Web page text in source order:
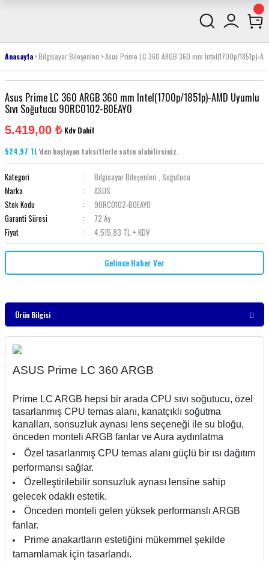
Anasayfa Bilgisayar Bileşenleri Asus Prime LC 360 ARGB 360 mm Intel(1700p/1851p)-
Asus Prime LC 360 ARGB 360 mm Intel(1700p/1851p)-AMD Uyumlu
Sıvı Soğutucu 90RC0102-B0EAY0
5.419,00 ₺ Kdv Dahil
524,97 TL'den başlayan taksitlerle satın alabilirsiniz.
Kategori Bilgisayar Bileşenleri , Soğutucu
Marka
ASUS
Stok Kodu
90RC0102-B0EAY0
Garanti Süresi
72 Ay
Fiyat
4.515,83 TL + KDV
Gelince Haber Ver
Ürün Bilgisi
ASUS Prime LC 360 ARGB
Prime LC ARGB hepsi bir arada CPU sıvı soğutucu, özel
tasarlanmış CPU temas alanı, kanatçıklı soğutma
kanalları, sonsuzluk aynası lens seçeneği ile su bloğu,
önceden monteli ARGB fanlar ve Aura aydınlatma
Özel tasarlanmış CPU temas alanı güçlü bir ısı dağıtım
performansı sağlar.
Özelleştirilebilir sonsuzluk aynası lensine sahip
gelecek odaklı estetik.
Önceden monteli gelen yüksek performanslı ARGB
fanlar.
Prime anakartların estetiğini mükemmel şekilde
tamamlamak için tasarlandı.